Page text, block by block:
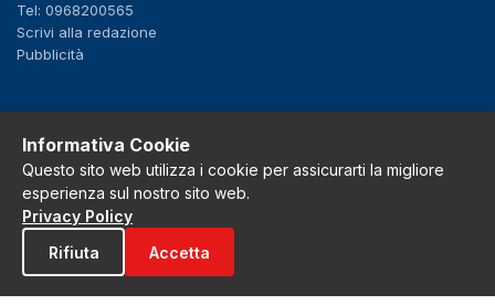
Tel: 0968200565
Scrivi alla redazione
Pubblicità
SEGUICI
YT
Privacy Policy
Cookie Policy
Note legali
La Redazione
Informativa Cookie
Questo sito web utilizza i cookie per assicurarti la migliore
esperienza sul nostro sito web.
Privacy Policy
Rifiuta
Accetta